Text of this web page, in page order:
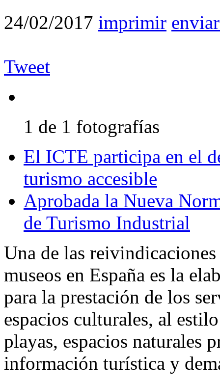
24/02/2017 imprimir
Tweet
1 de 1 fotografías
El ICTE participa en el
turismo accesible
Aprobada la Nueva
de Turismo Industrial
Una de las
museos en España es la
para la prestación de los
espacios culturales, al
playas, espacios naturales
información turística y